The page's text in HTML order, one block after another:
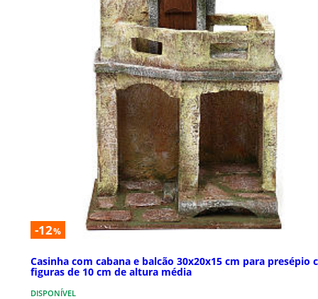
-12%
Casinha com cabana e balcão 30x20x15 cm para presépio
figuras de 10 cm de altura média
DISPONÍVEL